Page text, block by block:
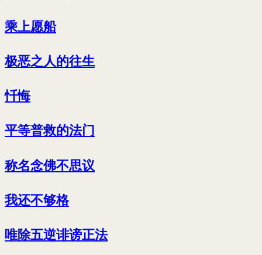
乘上愿船
极恶之人的往生
忏悔
平等普救的法门
称名念佛不思议
我还不够格
唯除五逆诽谤正法